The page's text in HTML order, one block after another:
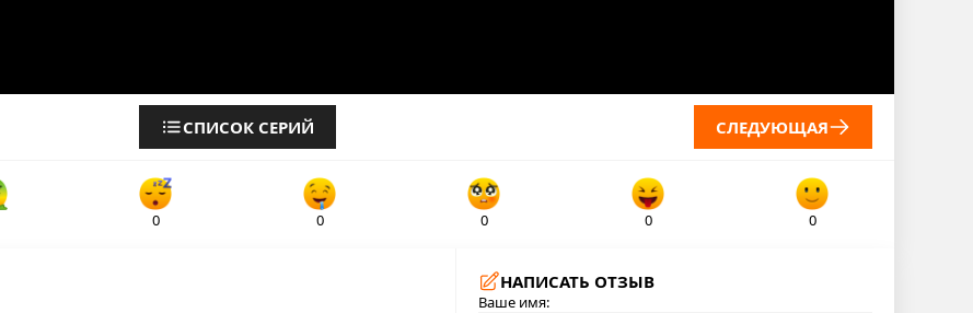
СПИСОК СЕРИЙ СЛЕДУЮЩАЯ
0 0 0 0 0
НАПИСАТЬ ОТЗЫВ
Ваше имя: